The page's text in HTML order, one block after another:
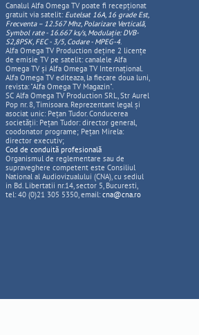
Canalul Alfa Omega TV poate fi recepționat
gratuit via satelit: Eutelsat 16A, 16 grade Est,
Frecventa – 12.567 Mhz, PolarizareVerticală,
Symbol rate - 16.667 ks/s, Modulație: DVB-
S2,8PSK, FEC - 3/5, Codare - MPEG-4.
Alfa Omega TV Production deține 2 licențe
de emisie TV pe satelit: canalele Alfa
Omega TV și Alfa Omega TV Internațional.
Alfa Omega TV editeaza, la fiecare doua luni,
revista: "Alfa Omega TV Magazin".
SC Alfa Omega TV Production SRL, Str Aurel
Pop nr. 8, Timisoara. Reprezentant legal și
asociat unic: Pețan Tudor. Conducerea
societății: Pețan Tudor: director general,
coodonator programe; Pețan Mirela:
director executiv;
Cod de conduită profesională
Organismul de reglementare sau de
supraveghere competent este Consiliul
National al Audiovizualului (CNA), cu sediul
in Bd. Libertatii nr.14, sector 5, Bucuresti,
tel: 40 (0)21 305 5350, email: cna@cna.ro